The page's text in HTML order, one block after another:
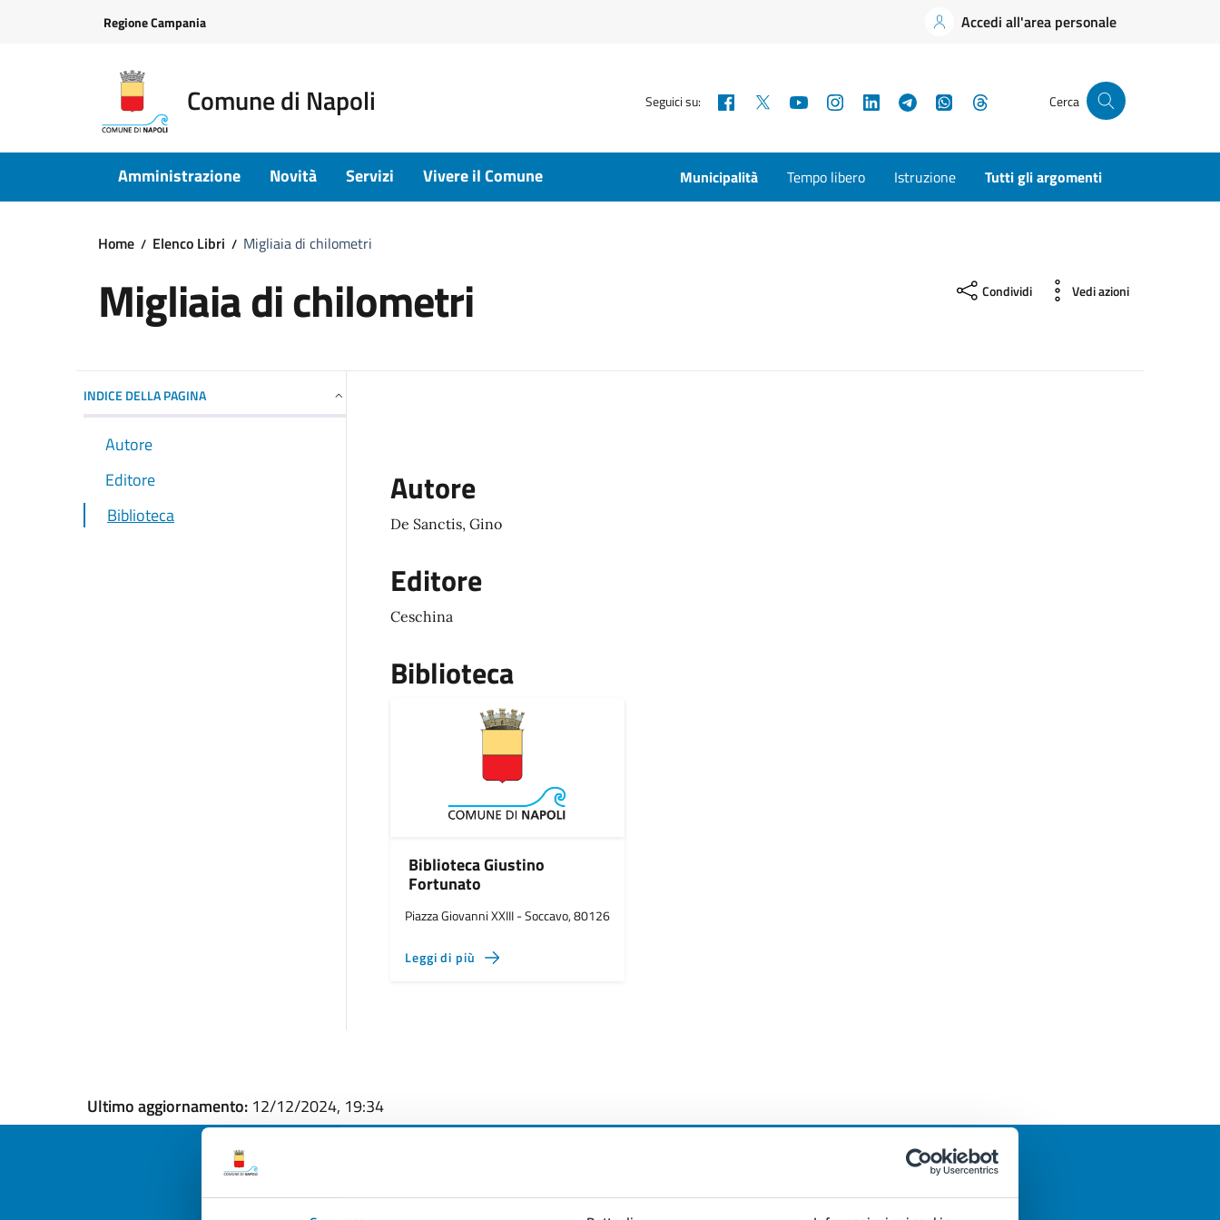
Regione Campania Accedi all'area personale
Comune di Napoli Seguici su: Facebook YouTubeInstagramLinkedInTelegramWhatsApp Cerca
Amministrazione Novità Servizi Vivere il Comune Municipalità Tempo libero Istruzione Tutti gli argomenti
Home Elenco Libri Migliaia di chilometri
Migliaia di chilometri Condividi Vedi azioni
INDICE DELLA PAGINA
Autore
Editore
Biblioteca
Autore
De Sanctis, Gino
Editore
Ceschina
Biblioteca
Biblioteca Giustino
Fortunato
Piazza Giovanni XXIII - Soccavo, 80126
Leggi di più
Ultimo aggiornamento: 12/12/2024, 19:34